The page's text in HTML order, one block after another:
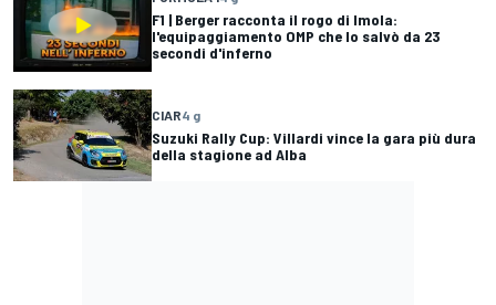
F1 | Berger racconta il rogo di Imola:
l'equipaggiamento OMP che lo salvò da 23
secondi d'inferno
CIAR4 g
Suzuki Rally Cup: Villardi vince la gara più dura
della stagione ad Alba